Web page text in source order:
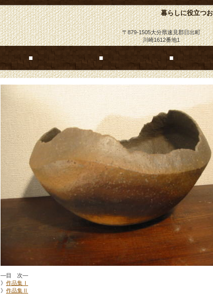
暮らしに役立つ
〒879-1505大分県速見郡日出町
川崎1612番地1
―目 次―
》 作品集Ⅰ
》 作品集Ⅱ
■ ■ ■